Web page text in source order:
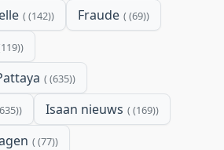
(142) Fraude (69)
(635)
Isaan nieuws (169)
(77)